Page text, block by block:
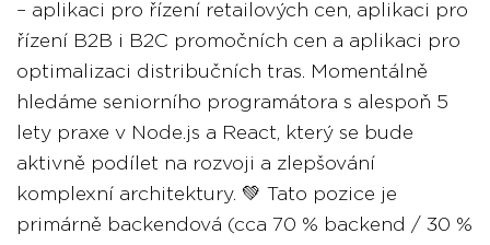
– aplikaci pro řízení retailových cen, aplikaci pro
řízení B2B i B2C promočních cen a aplikaci pro
optimalizaci distribučních tras. Momentálně
hledáme seniorního programátora s alespoň 5
lety praxe v Node.js a React, který se bude
aktivně podílet na rozvoji a zlepšování
komplexní architektury. 💚 Tato pozice je
primárně backendová (cca 70 % backend / 30 %